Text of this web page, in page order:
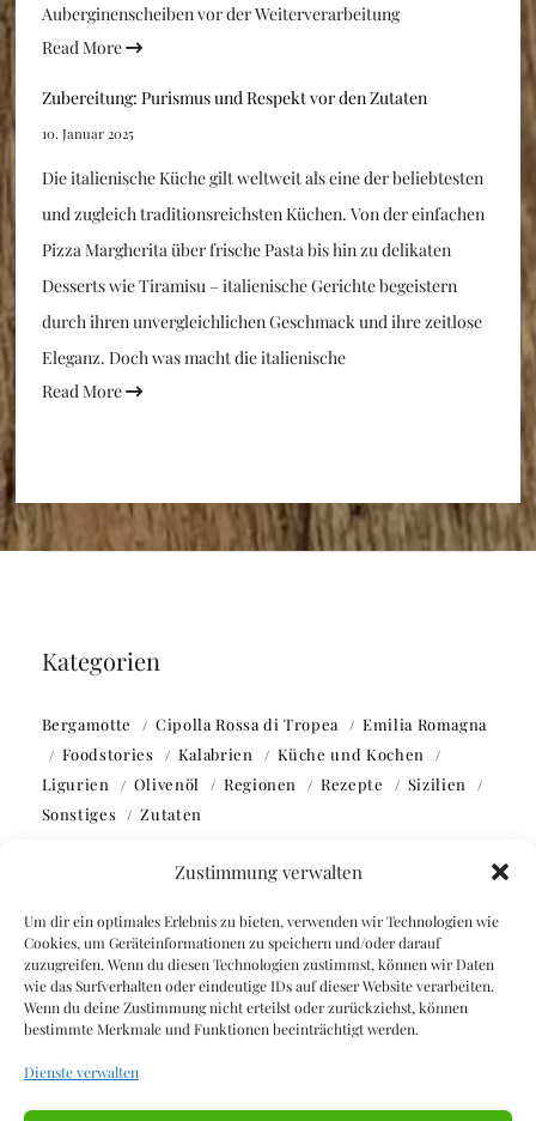
Zustimmung verwalten
Um dir ein optimales Erlebnis zu bieten, verwenden wir Technologien wie
Cookies, um Geräteinformationen zu speichern und/oder darauf
zuzugreifen. Wenn du diesen Technologien zustimmst, können wir Daten
wie das Surfverhalten oder eindeutige IDs auf dieser Website verarbeiten.
Wenn du deine Zustimmung nicht erteilst oder zurückziehst, können
bestimmte Merkmale und Funktionen beeinträchtigt werden.
Dienste verwalten
Auberginenscheiben vor der Weiterverarbeitung
Read More
Zubereitung: Purismus und Respekt vor den Zutaten
10. Januar 2025
Die italienische Küche gilt weltweit als eine der beliebtesten
und zugleich traditionsreichsten Küchen. Von der einfachen
Pizza Margherita über frische Pasta bis hin zu delikaten
Desserts wie Tiramisu – italienische Gerichte begeistern
durch ihren unvergleichlichen Geschmack und ihre zeitlose
Eleganz. Doch was macht die italienische
Read More
Kategorien
Bergamotte Cipolla Rossa di Tropea
Emilia Romagna
Foodstories
Kalabrien
Küche und Kochen
Ligurien
Olivenöl Regionen Rezepte
Sizilien
Sonstiges
Zutaten
Webseite durchsuchen
SUCHEN